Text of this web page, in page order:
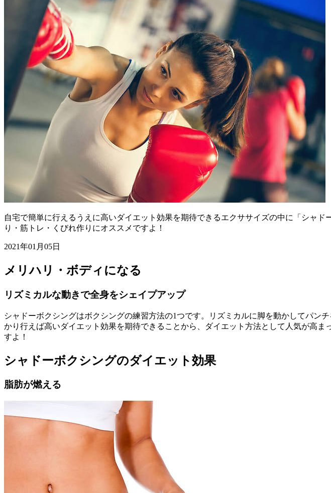
自宅で簡単に行えるうえに高いダイエット効果を期待できるエクササイズの中に「シャ
り・筋トレ・くびれ作りにオススメですよ！
2021年01月05日
メリハリ・ボディになる
リズミカルな動きで全身をシェイプアップ
シャドーボクシングはボクシングの練習方法の1つです。リズミカルに脚を動かしてパン
かり行えば高いダイエット効果を期待できることから、ダイエット方法として人気が高
すよ！
シャドーボクシングのダイエット効果
脂肪が燃える